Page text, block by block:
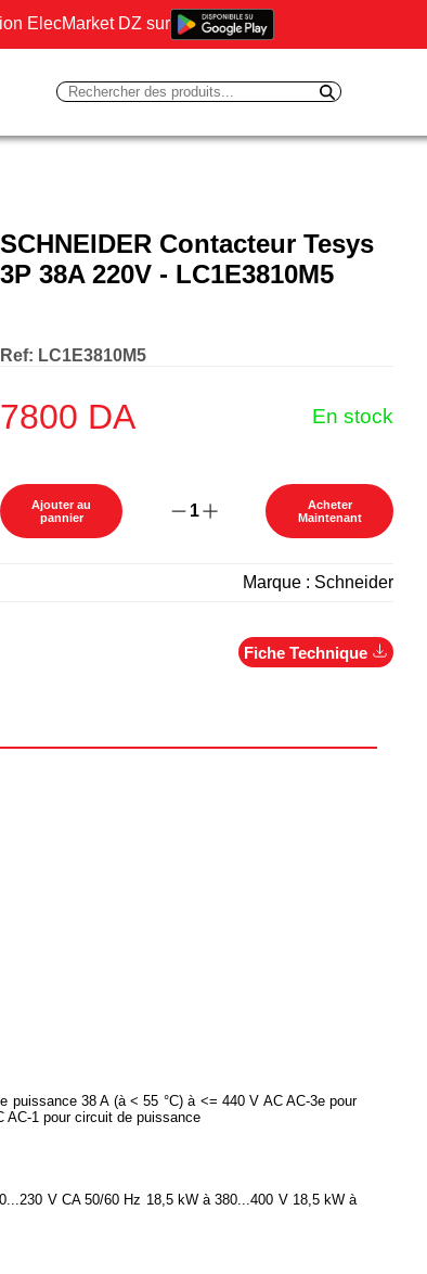
ElecMarket DZ sur
SCHNEIDER Contacteur Tesys
3P 38A 220V - LC1E3810M5
Ref: LC1E3810M5
7800 DA En stock
Ajouter au
pannier
1
Acheter
Maintenant
Marque : Schneider
Fiche Technique
puissance 38 A (à < 55 °C) à <= 440 V AC AC-3e pour
AC-1 pour circuit de puissance
V CA 50/60 Hz 18,5 kW à 380...400 V 18,5 kW à